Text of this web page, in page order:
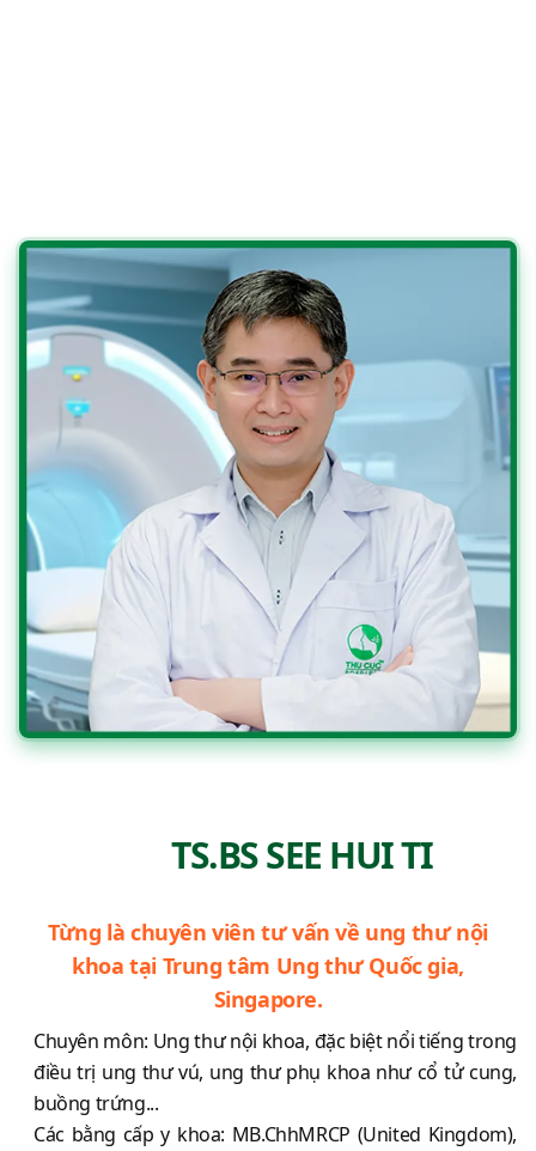
TS.BS SEE HUI TI
Từng là chuyên viên tư vấn về ung thư nội
khoa tại Trung tâm Ung thư Quốc gia,
Singapore.
Chuyên môn: Ung thư nội khoa, đặc biệt nổi tiếng trong
điều trị ung thư vú, ung thư phụ khoa như cổ tử cung,
buồng trứng...
Các bằng cấp y khoa: MB.ChhMRCP (United Kingdom),